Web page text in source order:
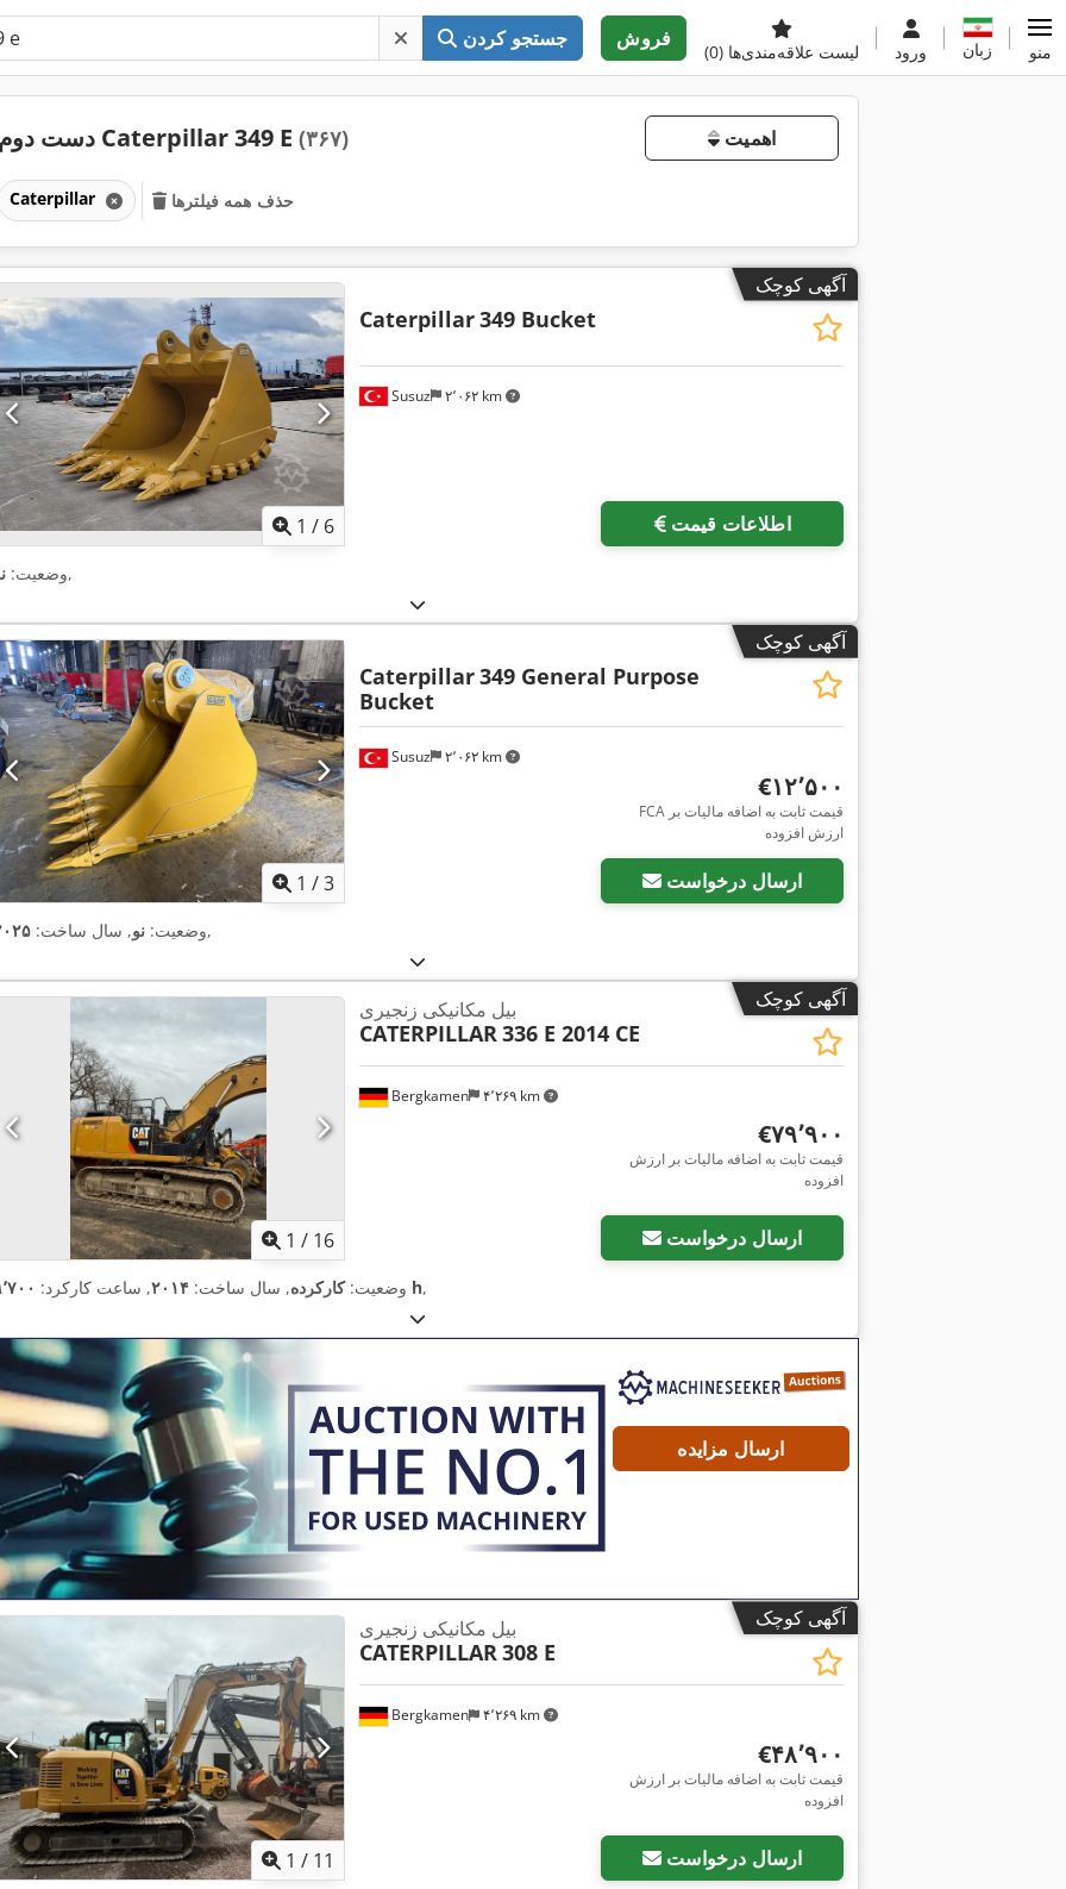
جستجو کردن فروش
لیست علاقه‌مندی‌ها (0) ورود زبان منو
دست دوم Caterpillar 349 E (۳۶۷) اهمیت
Caterpillar حذف همه فیلترها
آگهی کوچک
1 / 6
Susuz ۲٬۰۶۲ km
Caterpillar349 Bucket
اطلاعات قیمت
وضعیت:,
آگهی کوچک
1 /3
Susuz ۲٬۰۶۲ km
Caterpillar349 General Purpose
Bucket
‎€۱۲٬۵۰۰
FCA قیمت ثابت به اضافه مالیات بر
ارزش افزوده
ارسال درخواست
وضعیت: نو, سال ساخت: ,
آگهی کوچک
1 / 16
Bergkamen ۴٬۲۶۹ km
بیل مکانیکی زنجیری
CATERPILLAR336 E 2014 CE
‎€۷۹٬۹۰۰
قیمت ثابت به اضافه مالیات بر ارزش
افزوده
ارسال درخواست
وضعیت:کارکرده, سال ساخت: ۲۰۱۴, ساعت کارکرد: ۹٬۷۰۰ h,
ارسال مزایده
آگهی کوچک
1 / 11
Bergkamen ۴٬۲۶۹ km
بیل مکانیکی زنجیری
CATERPILLAR308 E
‎€۴۸٬۹۰۰
قیمت ثابت به اضافه مالیات بر ارزش
افزوده
ارسال درخواست